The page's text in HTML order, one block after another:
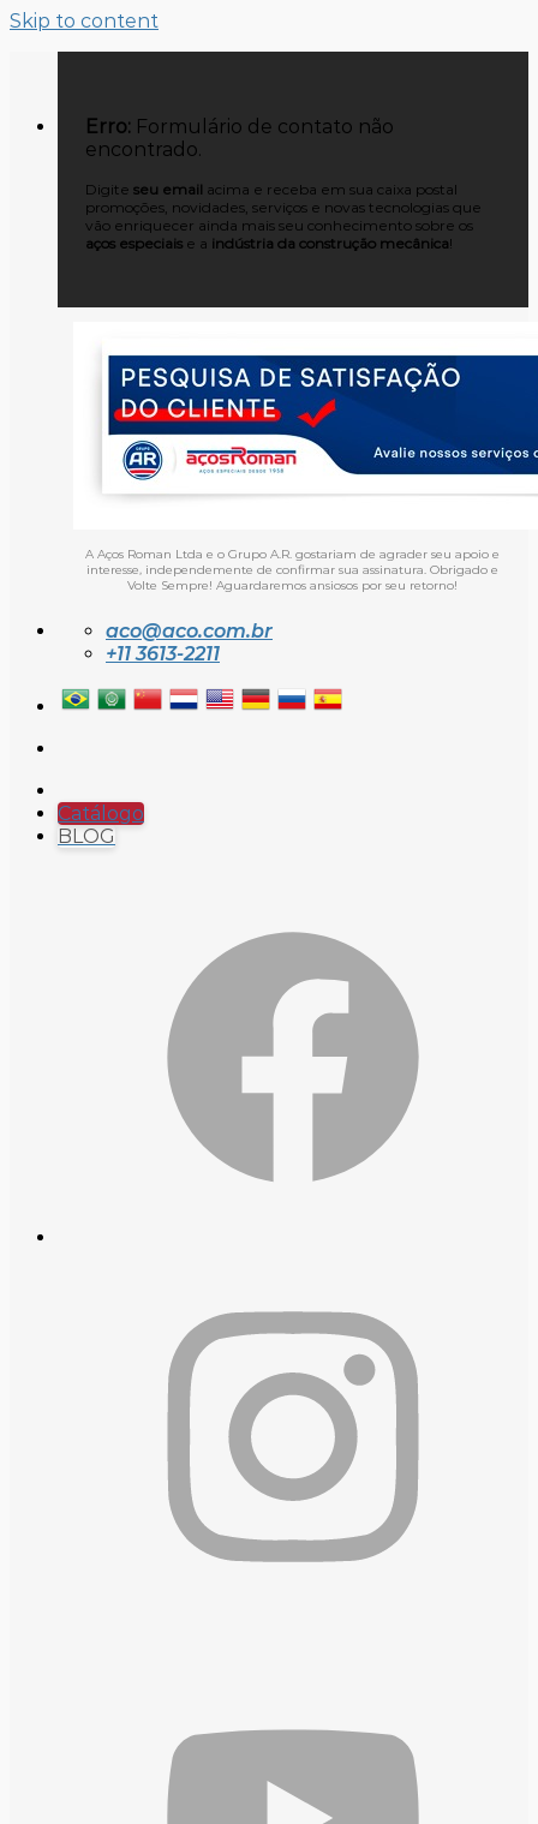
Skip to content
Erro: Formulário de contato não
encontrado.
Digite seu email acima e receba em sua caixa postal
promoções, novidades, serviços e novas tecnologias que
vão enriquecer ainda mais seu conhecimento sobre os
aços especiais e a indústria da construção mecânica!
A Aços Roman Ltda e o Grupo A.R. gostariam de agrader seu apoio e
interesse, independemente de confirmar sua assinatura. Obrigado e
Volte Sempre! Aguardaremos ansiosos por seu retorno!
aco@aco.com.br
+11 3613-2211
Catálogo
BLOG